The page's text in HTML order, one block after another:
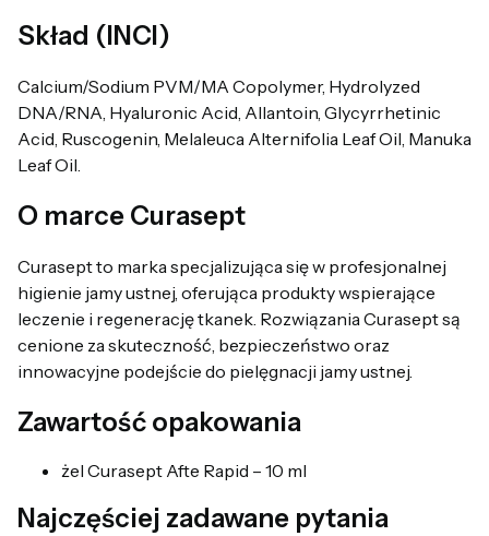
Skład (INCI)
Calcium/Sodium PVM/MA Copolymer, Hydrolyzed
DNA/RNA, Hyaluronic Acid, Allantoin, Glycyrrhetinic
Acid, Ruscogenin, Melaleuca Alternifolia Leaf Oil, Manuka
Leaf Oil.
O marce Curasept
Curasept to marka specjalizująca się w profesjonalnej
higienie jamy ustnej, oferująca produkty wspierające
leczenie i regenerację tkanek. Rozwiązania Curasept są
cenione za skuteczność, bezpieczeństwo oraz
innowacyjne podejście do pielęgnacji jamy ustnej.
Zawartość opakowania
żel Curasept Afte Rapid – 10 ml
Najczęściej zadawane pytania